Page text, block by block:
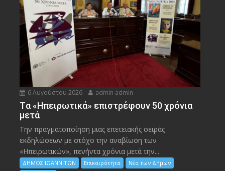
6 Αυγούστου 2026 admin admin
Tα «Ηπειρωτικά» επιστρέφουν 50 χρόνια
μετά
Την πραγματοποίηση μιας επετειακής σειράς
εκδηλώσεων με στόχο την αναβίωση των
«Ηπειρωτικών», πενήντα χρόνια μετά την...
ΔΗΜΟΣ ΙΩΑΝΝΙΤΩΝ Επικαιρότητα Νέα των Δήμων